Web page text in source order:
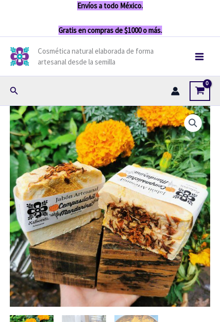
contenido
Envíos a todo México.
Gratis en compras de $1000 o más.
Cosmética natural elaborada de forma
artesanal desde la semilla
Buscar